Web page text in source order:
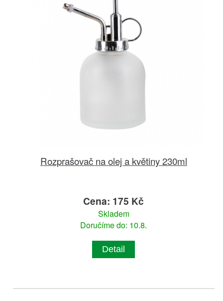
Rozprašovač na olej a květiny 230ml
Cena: 175 Kč
Skladem
Doručíme do: 10.8.
Detail